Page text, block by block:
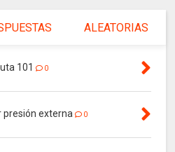
ALEATORIAS
101 0
presión externa 0